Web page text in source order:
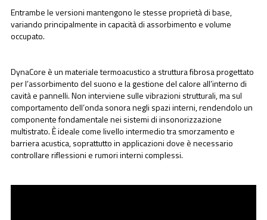
Entrambe le versioni mantengono le stesse proprietà di base,
variando principalmente in capacità di assorbimento e volume
occupato.
DynaCore è un materiale termoacustico a struttura fibrosa progettato
per l’assorbimento del suono e la gestione del calore all’interno di
cavità e pannelli. Non interviene sulle vibrazioni strutturali, ma sul
comportamento dell’onda sonora negli spazi interni, rendendolo un
componente fondamentale nei sistemi di insonorizzazione
multistrato. È ideale come livello intermedio tra smorzamento e
barriera acustica, soprattutto in applicazioni dove è necessario
controllare riflessioni e rumori interni complessi.